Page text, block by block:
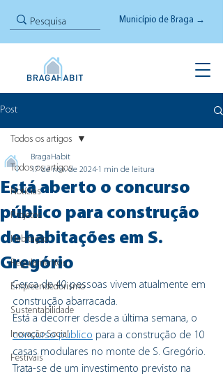
Município de Braga →
Post
Todos os artigos
Notícias
Projetos
Habitação
Regulamentos
Empreendedorismo
Sustentabilidade
Inovação Social
Festivais
Todos os artigos
Está aberto o concurso
público para construção
de habitações em S.
Gregório
BragaHabit
17 de nov. de 2024 1 min de leitura
Cerca de 40 pessoas vivem atualmente em
construção abarracada.
Está a decorrer desde a última semana, o
concurso público para a construção de 10
casas modulares no monte de S. Gregório.
Trata-se de um investimento previsto na